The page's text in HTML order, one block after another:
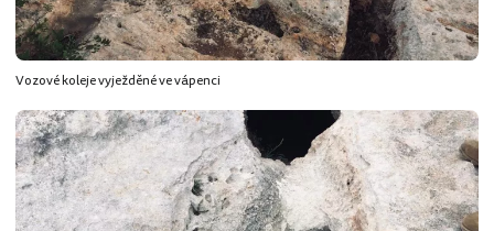
Vozové koleje vyježděné ve vápenci